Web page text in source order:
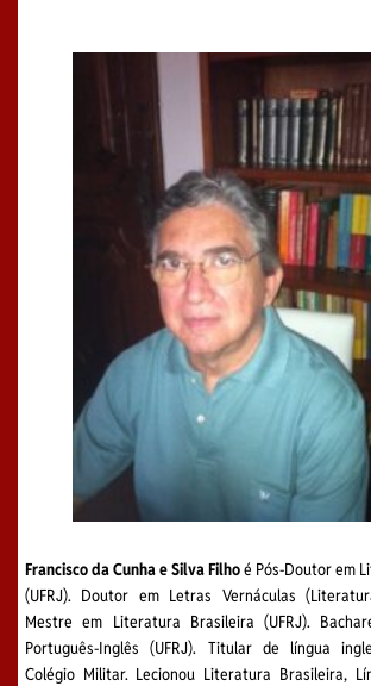
Francisco da Cunha e Silva Filhoé Pós-Doutor em
(UFRJ). Doutor em Letras Vernáculas
Mestre em Literatura Brasileira (UFRJ).
Português-Inglês (UFRJ). Titular de língua
Colégio Militar. Lecionou Literatura Brasileira,